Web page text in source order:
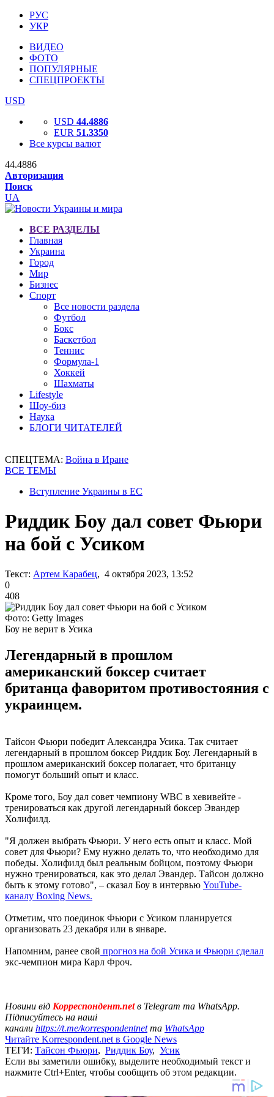
РУС
УКР
ВИДЕО
ФОТО
ПОПУЛЯРНЫЕ
СПЕЦПРОЕКТЫ
USD
USD 44.4886
EUR 51.3350
Все курсы валют
44.4886
Авторизация
Поиск
UA
ВСЕ РАЗДЕЛЫ
Главная
Украина
Город
Мир
Бизнес
Спорт
Все новости раздела
Футбол
Бокс
Баскетбол
Теннис
Формула-1
Хоккей
Шахматы
Lifestyle
Шоу-биз
Наука
БЛОГИ ЧИТАТЕЛЕЙ
СПЕЦТЕМА: Война в Иране
ВСЕ ТЕМЫ
Вступление Украины в ЕС
Риддик Боу дал совет Фьюри
на бой с Усиком
Текст: Артем Карабец, 4 октября 2023, 13:52
0
408
Фото: Getty Images
Боу не верит в Усика
Легендарный в прошлом
американский боксер считает
британца фаворитом противостояния с
украинцем.
Тайсон Фьюри победит Александра Усика. Так считает
легендарный в прошлом боксер Риддик Боу. Легендарный в
прошлом американский боксер полагает, что британцу
помогут больший опыт и класс.
Кроме того, Боу дал совет чемпиону WBC в хевивейте -
тренироваться как другой легендарный боксер Эвандер
Холифилд.
"Я должен выбрать Фьюри. У него есть опыт и класс. Мой
совет для Фьюри? Ему нужно делать то, что необходимо для
победы. Холифилд был реальным бойцом, поэтому Фьюри
нужно тренироваться, как это делал Эвандер. Тайсон должно
быть к этому готово", – сказал Боу в интервью YouTube-
каналу Boxing News.
Отметим, что поединок Фьюри с Усиком планируется
организовать 23 декабря или в январе.
Напомним, ранее свой прогноз на бой Усика и Фьюри сделал
экс-чемпион мира Карл Фроч.
Новини від Корреспондент.netв Telegram та WhatsApp.
Підписуйтесь на наші
канали https://t.me/korrespondentnetта WhatsApp
Читайте Korrespondent.net в Google News
ТЕГИ: Тайсон Фьюри, Риддик Боу, Усик
Если вы заметили ошибку, выделите необходимый текст и
нажмите Ctrl+Enter, чтобы сообщить об этом редакции.